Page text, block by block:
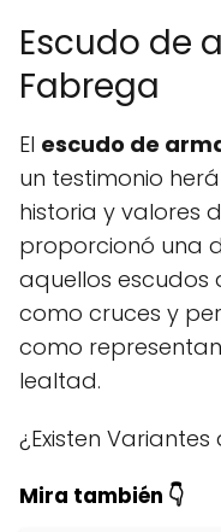
Escudo de
Fabrega
El escudo de
un testimonio
historia y valores
proporcionó una
aquellos escudos
como cruces y
como
lealtad.
¿Existen
Mira también 👇